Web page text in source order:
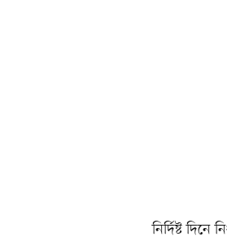
নির্দিষ্ট